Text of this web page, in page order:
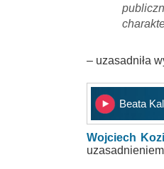
– uzasadniła
Beata
Wojciech